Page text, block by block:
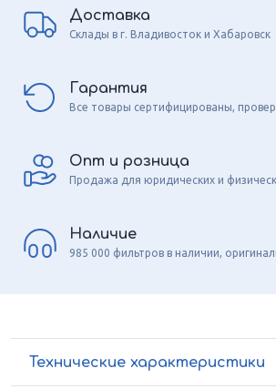
Доставка
Склады в г. Владивосток и Хабаровск
Гарантия
Все товары сертифицированы,
Опт и розница
Продажа для юридических и
Наличие
985 000 фильтров в наличии,
Технические характеристики